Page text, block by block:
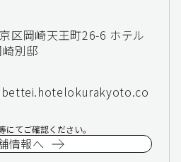
区岡崎天王町26-6 ホテル
別邸
てご確認ください。
情報へ